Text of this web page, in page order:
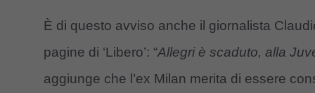
È di questo avviso anche il giornalista
pagine di ‘Libero’: “Allegri è scaduto, alla
aggiunge che l’ex Milan merita di essere